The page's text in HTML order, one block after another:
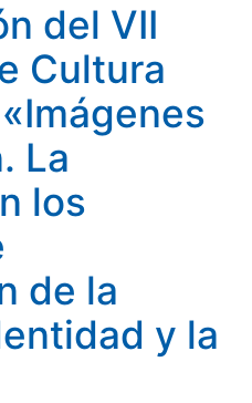
del VII
Cultura
La
los
de la
y la